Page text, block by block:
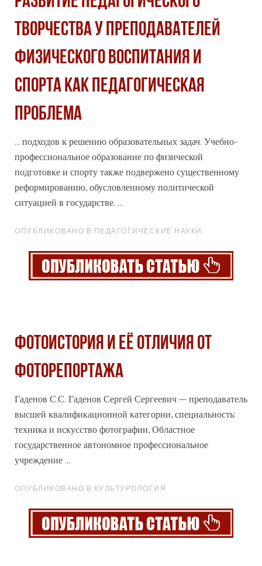
ТВОРЧЕСТВА У ПРЕПОДАВАТЕЛЕЙ
ФИЗИЧЕСКОГО ВОСПИТАНИЯ И
СПОРТА КАК ПЕДАГОГИЧЕСКАЯ
ПРОБЛЕМА
... подходов к решению образовательных задач. Учебно-
профессиональное образование по физической
подготовке и спорту также подвержено существенному
реформированию, обусловленному политической
ситуацией в государстве. ...
ОПУБЛИКОВАНО В ПЕДАГОГИЧЕСКИЕ НАУКИ
ФОТОИСТОРИЯ И ЕЁ ОТЛИЧИЯ ОТ
ФОТОРЕПОРТАЖА
Гаденов С.С. Гаденов Сергей Сергеевич – преподаватель
высшей квалификационной категории, специальность:
техника и искусство фотографии, Областное
государственное автономное профессиональное
учреждение ...
ОПУБЛИКОВАНО В КУЛЬТУРОЛОГИЯ